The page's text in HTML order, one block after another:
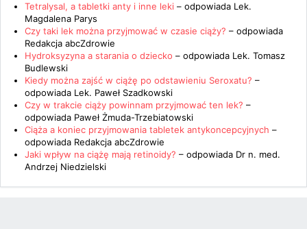
Tetralysal, a tabletki anty i inne leki – odpowiada Lek.
Magdalena Parys
Czy taki lek można przyjmować w czasie ciąży? – odpowiada
Redakcja abcZdrowie
Hydroksyzyna a starania o dziecko – odpowiada Lek. Tomasz
Budlewski
Kiedy można zajść w ciążę po odstawieniu Seroxatu? –
odpowiada Lek. Paweł Szadkowski
Czy w trakcie ciąży powinnam przyjmować ten lek? –
odpowiada Paweł Żmuda-Trzebiatowski
Ciąża a koniec przyjmowania tabletek antykoncepcyjnych –
odpowiada Redakcja abcZdrowie
Jaki wpływ na ciążę mają retinoidy? – odpowiada Dr n. med.
Andrzej Niedzielski